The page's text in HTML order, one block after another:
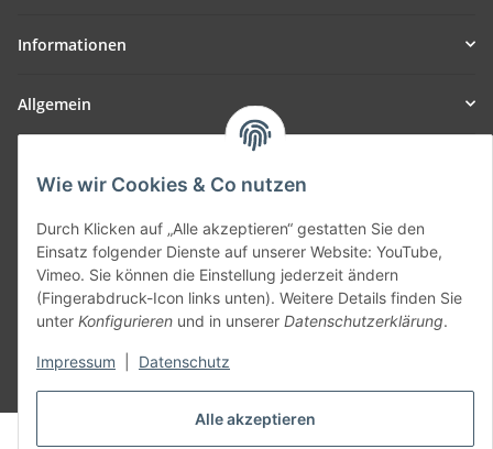
Alle akzeptieren
Wie wir Cookies & Co nutzen
Durch Klicken auf „Alle akzeptieren“ gestatten Sie den
Einsatz folgender Dienste auf unserer Website: YouTube,
Vimeo. Sie können die Einstellung jederzeit ändern
(Fingerabdruck-Icon links unten). Weitere Details finden Sie
unter Konfigurieren und in unserer Datenschutzerklärung.
Impressum Datenschutz
Informationen
Allgemein
SmoliTec - Safety. Simplified. Worldwide. ( B2B Shop )
Vertrag widerrufen